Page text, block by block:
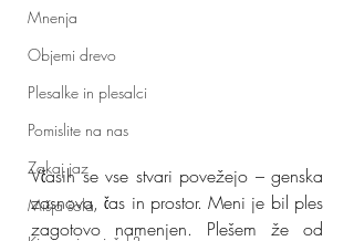
Mnenja
Objemi drevo
Plesalke in plesalci
Pomislite na nas
Zakaj jaz
Mišja šola
Včasih se vse stvari povežejo – genska
zasnova, čas in prostor. Meni je bil ples
zagotovo namenjen. Plešem že od